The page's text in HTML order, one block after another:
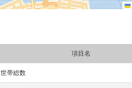
項目名
世帯総数